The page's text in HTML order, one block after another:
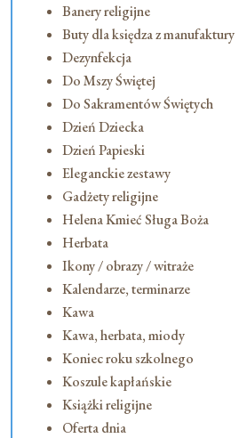
Banery religijne
Buty dla księdza z manufaktury
Dezynfekcja
Do Mszy Świętej
Do Sakramentów Świętych
Dzień Dziecka
Dzień Papieski
Eleganckie zestawy
Gadżety religijne
Helena Kmieć Sługa Boża
Herbata
Ikony / obrazy / witraże
Kalendarze, terminarze
Kawa
Kawa, herbata, miody
Koniec roku szkolnego
Koszule kapłańskie
Książki religijne
Oferta dnia